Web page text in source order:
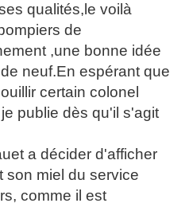
qualités,le voilà
de
,une bonne idée
neuf.En espérant que
certain colonel
publie dès qu'il s'agit
a décider d'afficher
son miel du service
comme il est